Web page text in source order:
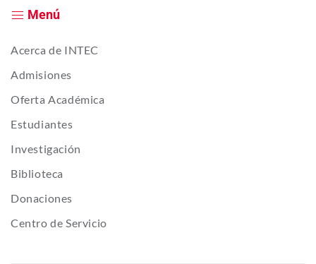
Menú
Acerca de INTEC
Admisiones
Oferta Académica
Estudiantes
Investigación
Biblioteca
Donaciones
Centro de Servicio